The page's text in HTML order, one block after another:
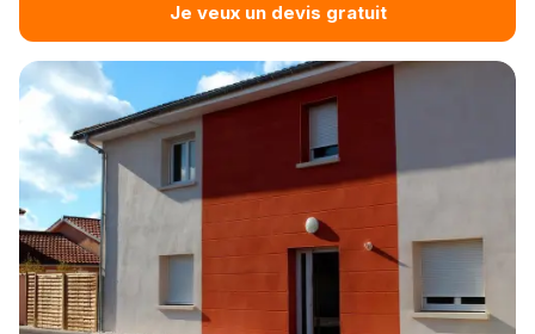
Je veux un devis gratuit